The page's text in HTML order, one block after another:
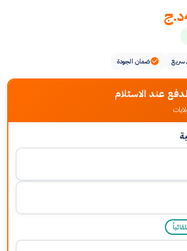
د.ج
سريع ضمان الجودة
عند الاستلام